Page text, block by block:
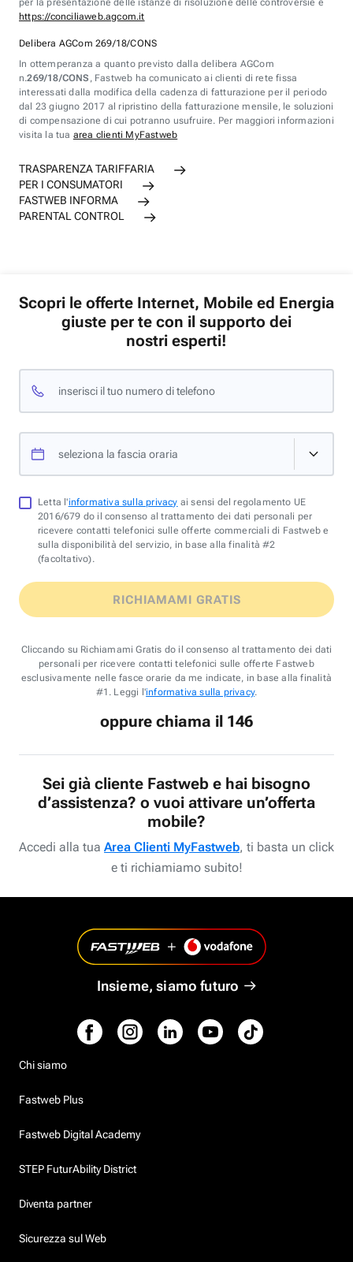
per la presentazione delle istanze di risoluzione delle controversie è
https://conciliaweb.agcom.it
Delibera AGCom 269/18/CONS
In ottemperanza a quanto previsto dalla delibera AGCom
n.269/18/CONS , Fastweb ha comunicato ai clienti di rete fissa
interessati dalla modifica della cadenza di fatturazione per il periodo
dal 23 giugno 2017 al ripristino della fatturazione mensile, le soluzioni
di compensazione di cui potranno usufruire. Per maggiori informazioni
visita la tua area clienti MyFastweb
TRASPARENZA TARIFFARIA
PER I CONSUMATORI
FASTWEB INFORMA
PARENTAL CONTROL
Scopri le offerte Internet, Mobile ed Energia
giuste per te con il supporto dei
nostri esperti!
inserisci il tuo numero di telefono
seleziona la fascia oraria
Letta l'informativa sulla privacy ai sensi del regolamento UE
2016/679 do il consenso al trattamento dei dati personali per
ricevere contatti telefonici sulle offerte commerciali di Fastweb e
sulla disponibilità del servizio, in base alla finalità #2
(facoltativo).
RICHIAMAMI GRATIS
Cliccando su Richiamami Gratis do il consenso al trattamento dei dati
personali per ricevere contatti telefonici sulle offerte Fastweb
esclusivamente nelle fasce orarie da me indicate, in base alla finalità
#1. Leggi l'informativa sulla privacy.
oppure chiama il 146
Sei già cliente Fastweb e hai bisogno
d’assistenza? o vuoi attivare un’offerta
mobile?
Accedi alla tua Area Clienti MyFastweb, ti basta un click
e ti richiamiamo subito!
Insieme, siamo futuro
Chi siamo
Fastweb Plus
Fastweb Digital Academy
STEP FuturAbility District
Diventa partner
Sicurezza sul Web